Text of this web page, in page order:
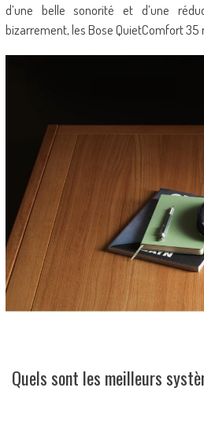
d’une belle sonorité et d’une
bizarrement, les Bose QuietComfort 35
Quels sont les meilleurs